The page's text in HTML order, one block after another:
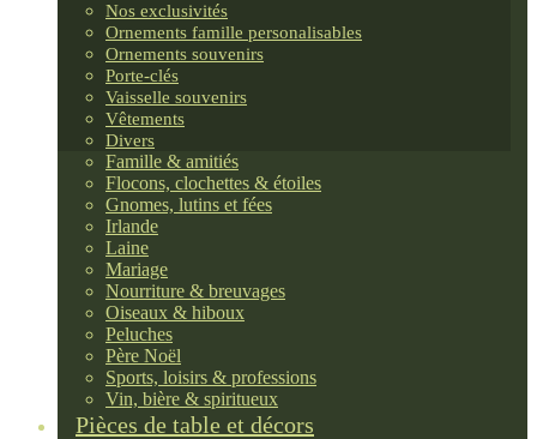
Nos exclusivités
Ornements famille personalisables
Ornements souvenirs
Porte-clés
Vaisselle souvenirs
Vêtements
Divers
Famille & amitiés
Flocons, clochettes & étoiles
Gnomes, lutins et fées
Irlande
Laine
Mariage
Nourriture & breuvages
Oiseaux & hiboux
Peluches
Père Noël
Sports, loisirs & professions
Vin, bière & spiritueux
Pièces de table et décors